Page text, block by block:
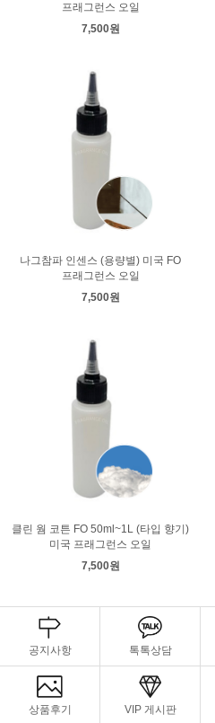
프래그런스 오일
7,500원
나그참파 인센스 (용량별) 미국 FO
프래그런스 오일
7,500원
클린 웜 코튼 FO 50ml~1L (타입 향기)
미국 프래그런스 오일
7,500원
공지사항 톡톡상담
상품후기 VIP 게시판